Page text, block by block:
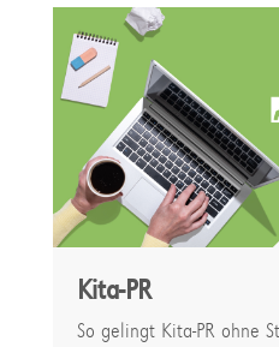
Kita-PR
So gelingt Kita-PR ohne